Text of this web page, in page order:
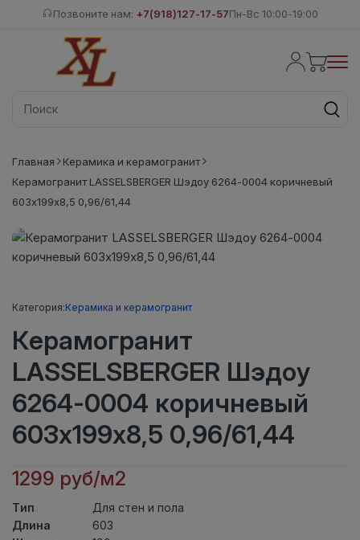
Позвоните нам: +7(918)127-17-57Пн-Вс 10:00-19:00
Главная
Керамика и керамогранит
Керамогранит LASSELSBERGER Шэдоу 6264-0004 коричневый
603х199х8,5 0,96/61,44
Категория:Керамика и керамогранит
Керамогранит
LASSELSBERGER Шэдоу
6264-0004 коричневый
603х199х8,5 0,96/61,44
1299 руб/м2
Тип
Для стен и пола
Длина
603